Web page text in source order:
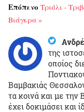
Επόπενο Τριόλι -
Βιάγκρα »
της
οποίος
Βαμβακιάς
τα κοινά και με την
έχει δοκιμάσει και